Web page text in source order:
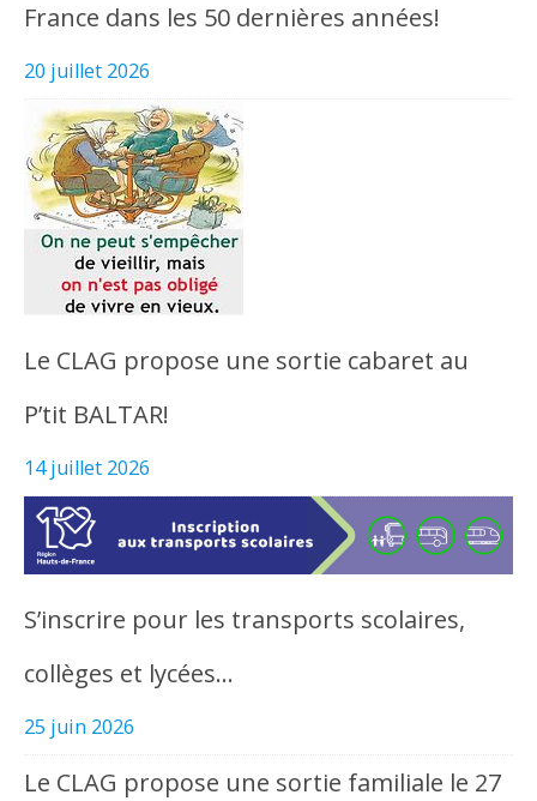
France dans les 50 dernières années!
20 juillet 2026
Le CLAG propose une sortie cabaret au
P’tit BALTAR!
14 juillet 2026
S’inscrire pour les transports scolaires,
collèges et lycées…
25 juin 2026
Le CLAG propose une sortie familiale le 27